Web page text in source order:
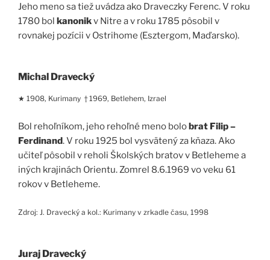
Jeho meno sa tiež uvádza ako Draveczky Ferenc. V roku
1780 bol kanonikv Nitre a v roku 1785 pôsobil v
rovnakej pozícii v Ostrihome (Esztergom, Maďarsko).
Michal Dravecký
★ 1908, Kurimany † 1969, Betlehem, Izrael
Bol rehoľníkom, jeho rehoľné meno bolobrat Filip –
Ferdinand. V roku 1925 bol vysvätený za kňaza. Ako
učiteľ pôsobil v reholi Školských bratov v Betleheme a
iných krajinách Orientu. Zomrel 8.6.1969 vo veku 61
rokov v Betleheme.
Zdroj: J. Dravecký a kol.: Kurimany v zrkadle času, 1998
Juraj Dravecký